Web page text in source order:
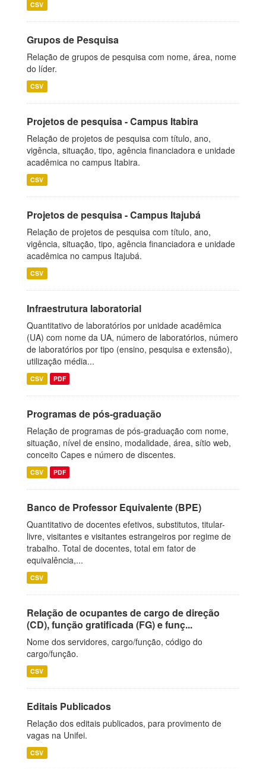
CSV
Grupos de Pesquisa
Relação de grupos de pesquisa com nome, área, nome
do líder.
CSV
Projetos de pesquisa - Campus Itabira
Relação de projetos de pesquisa com título, ano,
vigência, situação, tipo, agência financiadora e unidade
acadêmica no campus Itabira.
CSV
Projetos de pesquisa - Campus Itajubá
Relação de projetos de pesquisa com título, ano,
vigência, situação, tipo, agência financiadora e unidade
acadêmica no campus Itajubá.
CSV
Infraestrutura laboratorial
Quantitativo de laboratórios por unidade acadêmica
(UA) com nome da UA, número de laboratórios, número
de laboratórios por tipo (ensino, pesquisa e extensão),
utilização média...
CSV PDF
Programas de pós-graduação
Relação de programas de pós-graduação com nome,
situação, nível de ensino, modalidade, área, sítio web,
conceito Capes e número de discentes.
CSV PDF
Banco de Professor Equivalente (BPE)
Quantitativo de docentes efetivos, substitutos, titular-
livre, visitantes e visitantes estrangeiros por regime de
trabalho. Total de docentes, total em fator de
equivalência,...
CSV
Relação de ocupantes de cargo de direção
(CD), função gratificada (FG) e funç...
Nome dos servidores, cargo/função, código do
cargo/função.
CSV
Editais Publicados
Relação dos editais publicados, para provimento de
vagas na Unifei.
CSV